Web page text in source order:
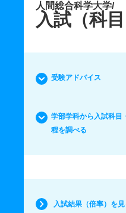
人間総合科学大学/
入試（科目
受験アドバイス
学部学科から入試科目
程を調べる
入試結果（倍率）を見